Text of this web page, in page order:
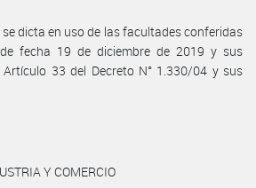
dicta en uso de las facultades conferidas
fecha 19 de diciembre de 2019 y sus
33 del Decreto N° 1.330/04 y sus
Y COMERCIO